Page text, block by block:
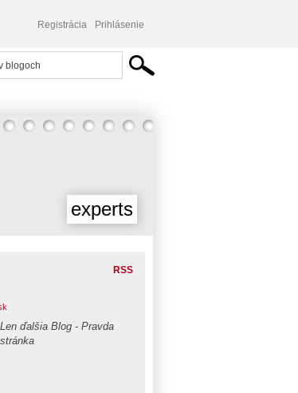
Registrácia Prihlásenie
experts
RSS
Len ďalšia Blog - Pravda
stránka